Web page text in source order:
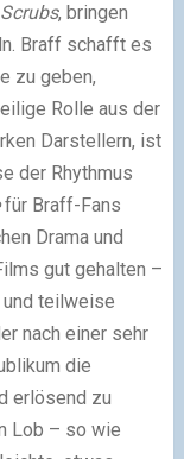
Scrubs, bringen
Braff schafft es
zu geben,
Rolle aus der
Darstellern, ist
der Rhythmus
für Braff-Fans
Drama und
gut gehalten –
teilweise
nach einer sehr
die
erlösend zu
Lob – so wie